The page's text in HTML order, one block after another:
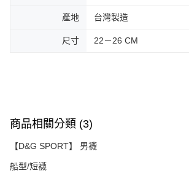
產地 台灣製造
尺寸 22－26 CM
商品相關分類 (3)
【D&G SPORT】 男襪
船型/短襪